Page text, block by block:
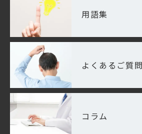
用語集
よくあるご質問
コラム